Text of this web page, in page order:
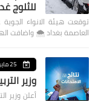
للثلوج
توقعت هيئة الانواء
العاصمة بغداد ⁦🌨️⁩ واضافت الهيئة ان غدا الاثنين …
25 مايو 2026
وزير
أعلن وزير